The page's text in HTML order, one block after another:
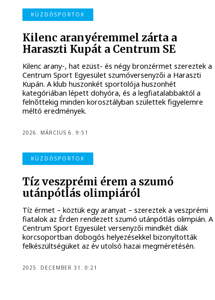
KÜZDŐSPORTOK
Kilenc aranyéremmel zárta a
Haraszti Kupát a Centrum SE
Kilenc arany-, hat ezüst- és négy bronzérmet szereztek a
Centrum Sport Egyesület szumóversenyzői a Haraszti
Kupán. A klub huszonkét sportolója huszonhét
kategóriában lépett dohyóra, és a legfiatalabbaktól a
felnőttekig minden korosztályban születtek figyelemre
méltó eredmények.
2026. MÁRCIUS 6. 9:51
KÜZDŐSPORTOK
Tíz veszprémi érem a szumó
utánpótlás olimpiáról
Tíz érmet – köztük egy aranyat – szereztek a veszprémi
fiatalok az Érden rendezett szumó utánpótlás olimpián. A
Centrum Sport Egyesület versenyzői mindkét diák
korcsoportban dobogós helyezésekkel bizonyították
felkészültségüket az év utolsó hazai megméretésén.
2025. DECEMBER 31. 0:21